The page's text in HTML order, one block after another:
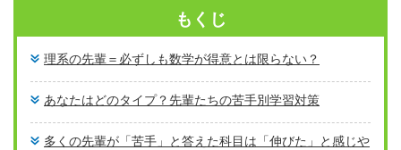
もくじ
理系の先輩＝必ずしも数学が得意とは限らない？
あなたはどのタイプ？先輩たちの苦手別学習対策
多くの先輩が「苦手」と答えた科目は「伸びた」と感じや